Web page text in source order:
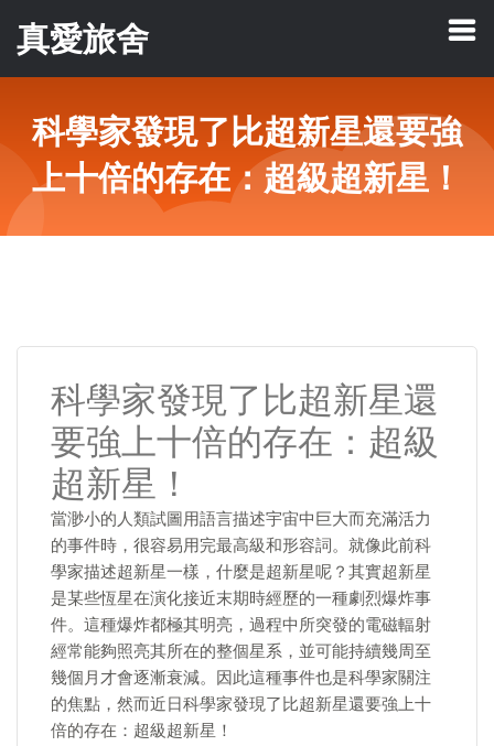
真愛旅舍
科學家發現了比超新星還要強
上十倍的存在：超級超新星！
科學家發現了比超新星還
要強上十倍的存在：超級
超新星！
當渺小的人類試圖用語言描述宇宙中巨大而充滿活力
的事件時，很容易用完最高級和形容詞。就像此前科
學家描述超新星一樣，什麼是超新星呢？其實超新星
是某些恆星在演化接近末期時經歷的一種劇烈爆炸事
件。這種爆炸都極其明亮，過程中所突發的電磁輻射
經常能夠照亮其所在的整個星系，並可能持續幾周至
幾個月才會逐漸衰減。因此這種事件也是科學家關注
的焦點，然而近日科學家發現了比超新星還要強上十
倍的存在：超級超新星！